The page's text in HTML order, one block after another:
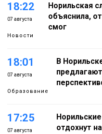
18:22
07 августа
Новости
Норильская
объяснила,
смог
18:01
07 августа
Образование
В
17:25
07 августа
отдохнут